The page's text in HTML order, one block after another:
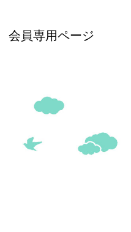
会員専用ページ